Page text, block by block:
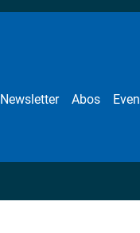
Newsletter Abos